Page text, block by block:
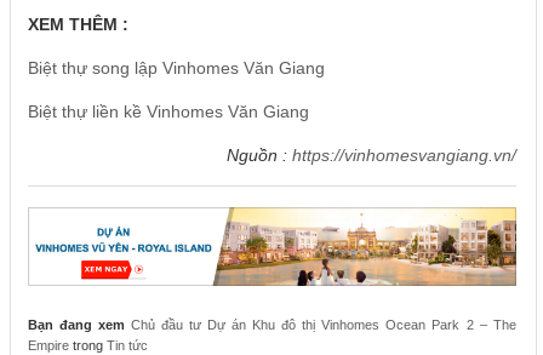
XEM THÊM :
Biệt thự song lập Vinhomes Văn Giang
Biệt thự liền kề Vinhomes Văn Giang
Nguồn : https://vinhomesvangiang.vn/
Bạn đang xem Chủ đầu tư Dự án Khu đô thị Vinhomes Ocean Park 2 – The
Empire trong Tin tức